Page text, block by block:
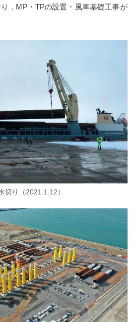
，MP・TPの設置・風車基礎工事が
切り（2021.1.12）